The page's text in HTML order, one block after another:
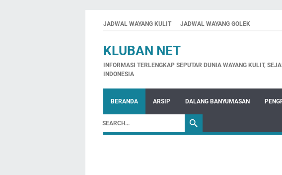
JADWAL WAYANG KULIT JADWAL WAYANG GOLEK
KLUBAN NET
INFORMASI TERLENGKAP SEPUTAR DUNIA WAYANG KULIT,
INDONESIA
BERANDA ARSIP DALANG BANYUMASAN